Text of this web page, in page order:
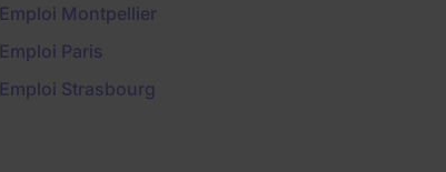
Emploi Montpellier
Emploi Paris
Emploi Strasbourg